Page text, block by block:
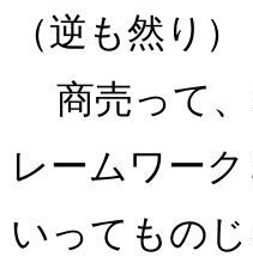
（逆も然り）
商売って、
レームワー
いってもの